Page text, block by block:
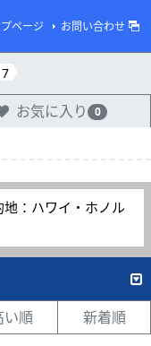
プページ お問い合わせ
7
お気に入り 0
：ハワイ・ホノル
い順 新着順